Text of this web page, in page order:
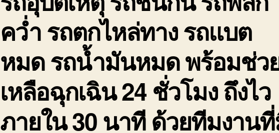
คว่ำ รถตกไหล่ทาง รถแบต
หมด รถน้ำมันหมด พร้อมช่ว
เหลือฉุกเฉิน 24 ชั่วโมง ถึงไว
ภายใน 30 นาที ด้วยทีมงาน